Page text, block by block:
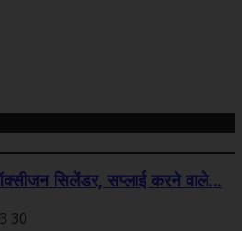
सिलेंडर, सप्लाई करने वाले...
30